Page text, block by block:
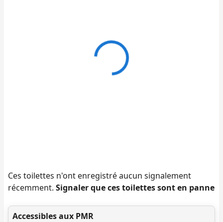
Ces toilettes n'ont enregistré aucun signalement
récemment. Signaler que ces toilettes sont en panne
Accessibles aux PMR